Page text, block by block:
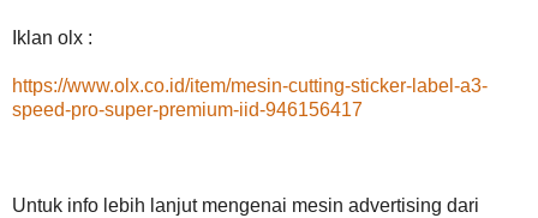
Iklan olx :
https://www.olx.co.id/item/mesin-cutting-sticker-label-a3-
speed-pro-super-premium-iid-946156417
Untuk info lebih lanjut mengenai mesin advertising dari